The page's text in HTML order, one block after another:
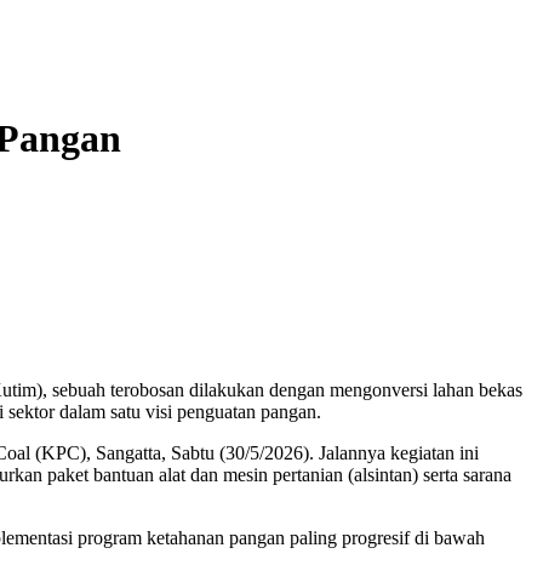
sebuah terobosan dilakukan dengan mengonversi lahan bekas
dalam satu visi penguatan pangan.
(KPC), Sangatta, Sabtu (30/5/2026). Jalannya kegiatan ini
paket bantuan alat dan mesin pertanian (alsintan) serta sarana
program ketahanan pangan paling progresif di bawah